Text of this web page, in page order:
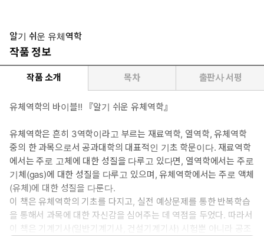
알기 쉬운 유체역학
작품 정보
작품 소개 목차 출판사 서평
유체역학의 바이블!! 『알기 쉬운 유체역학』
유체역학은 흔히 3역학이라고 부르는 재료역학, 열역학, 유체역학
중의 한 과목으로서 공과대학의 대표적인 기초 학문이다. 재료역학
에서는 주로 고체에 대한 성질을 다루고 있다면, 열역학에서는 주로
기체(gas)에 대한 성질을 다루고 있으며, 유체역학에서는 주로 액체
(유체)에 대한 성질을 다룬다.
이 책은 유체역학의 기초를 다지고, 실전 예상문제를 통한 반복학습
을 통해서 과목에 대한 자신감을 심어주는 데 역점을 두었다. 따라서
이 책은 기계기사(일반기계기사, 건설기계기사) 시험뿐 아니라 공조